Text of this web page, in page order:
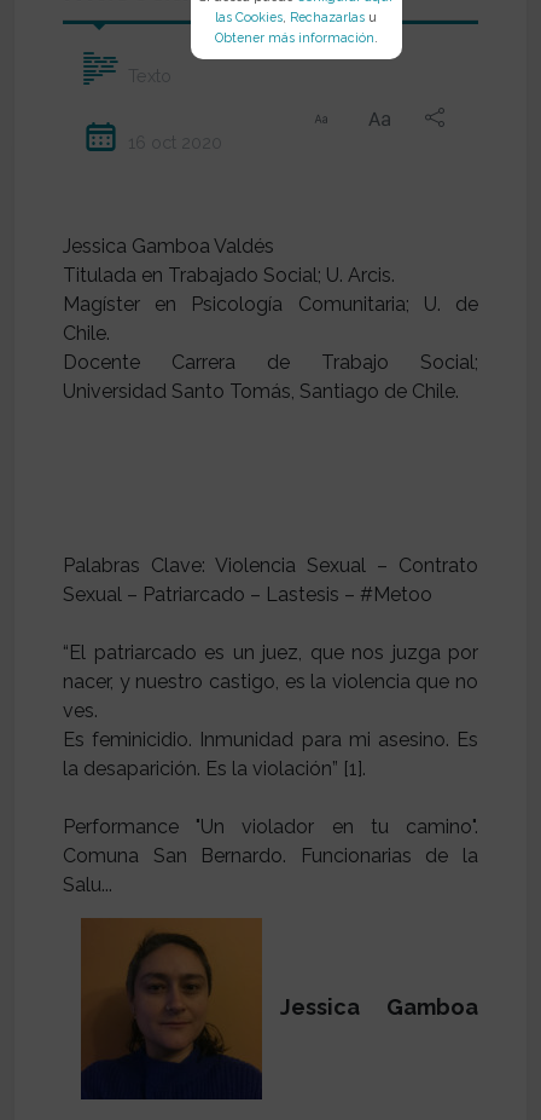
las Cookies, Rechazarlas u
Obtener más información.
Texto
16 oct 2020
Jessica Gamboa Valdés
Titulada en Trabajado Social; U. Arcis.
Magíster en Psicología Comunitaria; U. de
Chile.
Docente Carrera de Trabajo Social;
Universidad Santo Tomás, Santiago de Chile.
Palabras Clave: Violencia Sexual – Contrato
Sexual – Patriarcado – Lastesis – #Metoo
“El patriarcado es un juez, que nos juzga por
nacer, y nuestro castigo, es la violencia que no
ves.
Es feminicidio. Inmunidad para mi asesino. Es
la desaparición. Es la violación” [1].
Performance "Un violador en tu camino".
Comuna San Bernardo. Funcionarias de la
Jessica Gamboa